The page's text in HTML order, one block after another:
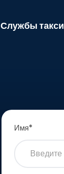
Службы такси
Имя*